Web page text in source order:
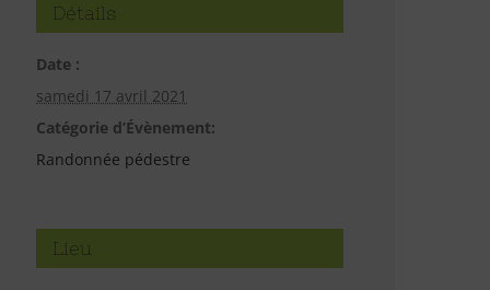
Détails
Date :
samedi 17 avril 2021
Catégorie d’Évènement:
Randonnée pédestre
Lieu